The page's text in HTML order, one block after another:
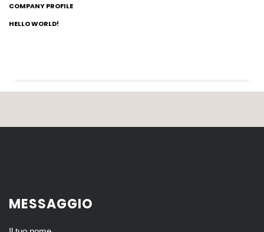
COMPANY PROFILE
HELLO WORLD!
MESSAGGIO